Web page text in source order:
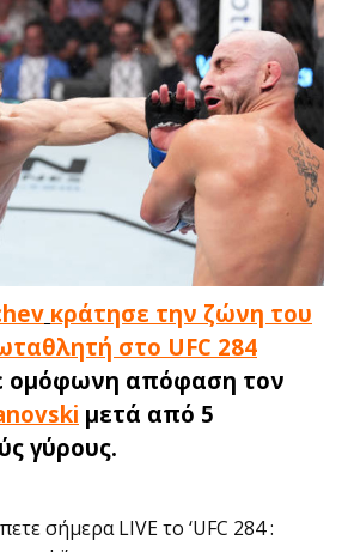
κράτησε την ζώνη του
στο UFC 284
ομόφωνη απόφαση τον
μετά από 5
γύρους.
σήμερα LIVE το ‘UFC 284 :